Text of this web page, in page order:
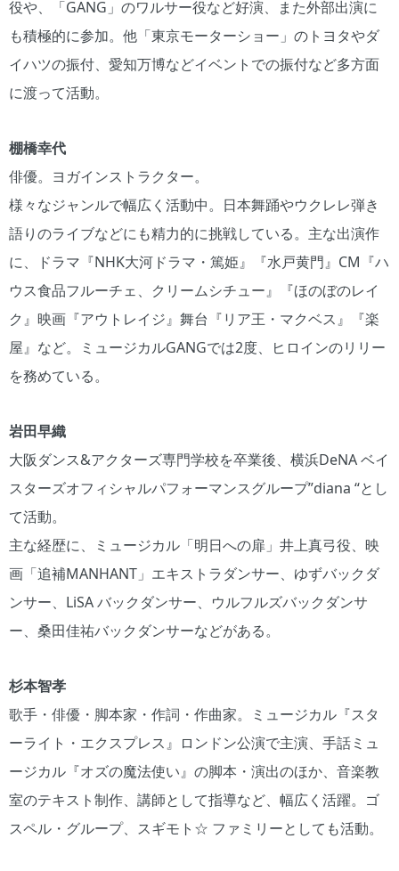
役や、「GANG」のワルサー役など好演、また外部出演に
も積極的に参加。他「東京モーターショー」のトヨタやダ
イハツの振付、愛知万博などイベントでの振付など多方面
に渡って活動。
棚橋幸代
俳優。ヨガインストラクター。
様々なジャンルで幅広く活動中。日本舞踊やウクレレ弾き
語りのライブなどにも精力的に挑戦している。主な出演作
に、ドラマ『NHK大河ドラマ・篤姫』『水戸黄門』CM『ハ
ウス食品フルーチェ、クリームシチュー』『ほのぼのレイ
ク』映画『アウトレイジ』舞台『リア王・マクベス』『楽
屋』など。ミュージカルGANGでは2度、ヒロインのリリー
を務めている。
岩田早織
大阪ダンス&アクターズ専門学校を卒業後、横浜DeNA ベイ
スターズオフィシャルパフォーマンスグループ”diana “とし
て活動。
主な経歴に、ミュージカル「明日への扉」井上真弓役、映
画「追補MANHANT」エキストラダンサー、ゆずバックダ
ンサー、LiSA バックダンサー、ウルフルズバックダンサ
ー、桑田佳祐バックダンサーなどがある。
杉本智孝
歌手・俳優・脚本家・作詞・作曲家。ミュージカル『スタ
ーライト・エクスプレス』ロンドン公演で主演、手話ミュ
ージカル『オズの魔法使い』の脚本・演出のほか、音楽教
室のテキスト制作、講師として指導など、幅広く活躍。ゴ
スペル・グループ、スギモト☆ ファミリーとしても活動。